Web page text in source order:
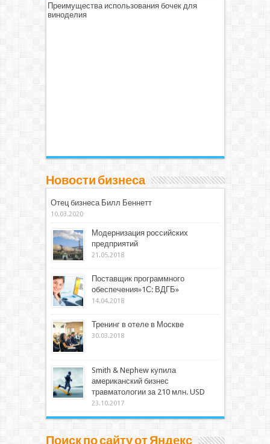
Преимущества использования бочек для
виноделия
Новости бизнеса
Отец бизнеса Билл Беннетт
10.03.2020
Модернизация российских
предприятий
21.05.2018
Поставщик программного
обеспечения»1С: ВДГБ»
14.04.2018
Тренинг в отеле в Москве
30.03.2018
Smith & Nephew купила
американский бизнес
травматологии за 210 млн. USD
23.10.2017
Поиск по сайту от Яндекс